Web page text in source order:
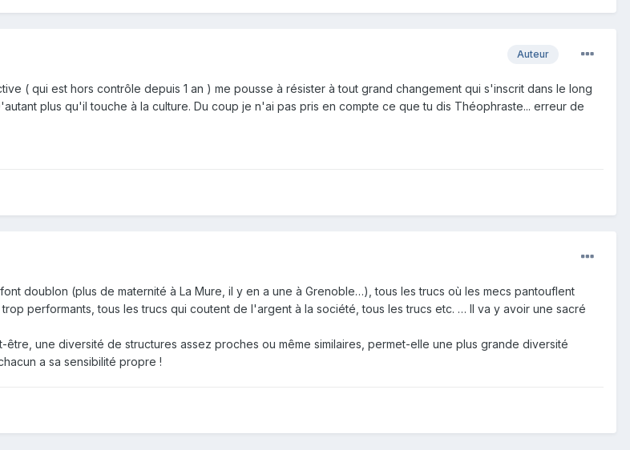
Auteur
( qui est hors contrôle depuis 1 an ) me pousse à résister à tout grand changement qui s'inscrit dans le long
plus qu'il touche à la culture. Du coup je n'ai pas pris en compte ce que tu dis Théophraste... erreur de
doublon (plus de maternité à La Mure, il y en a une à Grenoble…), tous les trucs où les mecs pantouflent
performants, tous les trucs qui coutent de l'argent à la société, tous les trucs etc. … Il va y avoir une sacré
être, une diversité de structures assez proches ou même similaires, permet-elle une plus grande diversité
a sa sensibilité propre !